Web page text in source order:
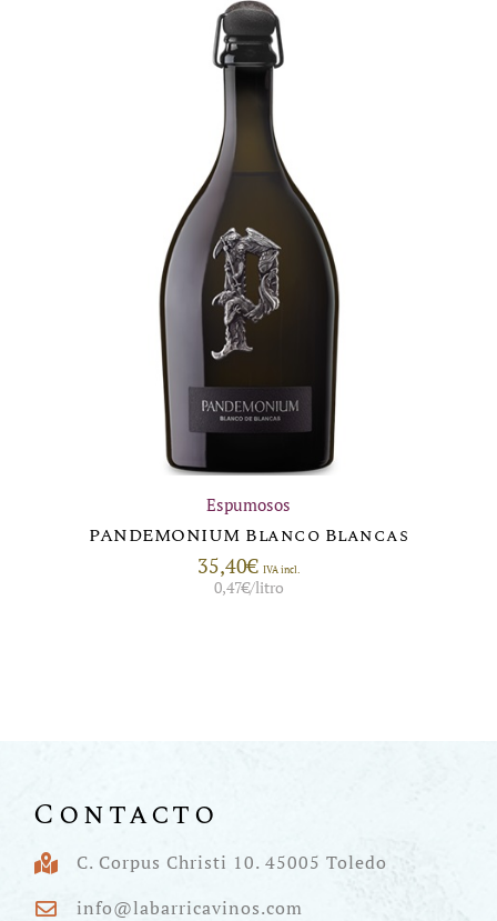
Espumosos
PANDEMONIUM Blanco Blancas
35,40€ IVA incl.
0,47€/litro
Contacto
C. Corpus Christi 10. 45005 Toledo
info@labarricavinos.com